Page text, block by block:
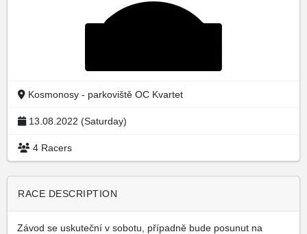
Kosmonosy - parkoviště OC Kvartet
13.08.2022 (Saturday)
4 Racers
RACE DESCRIPTION
Závod se uskuteční v sobotu, případně bude posunut na